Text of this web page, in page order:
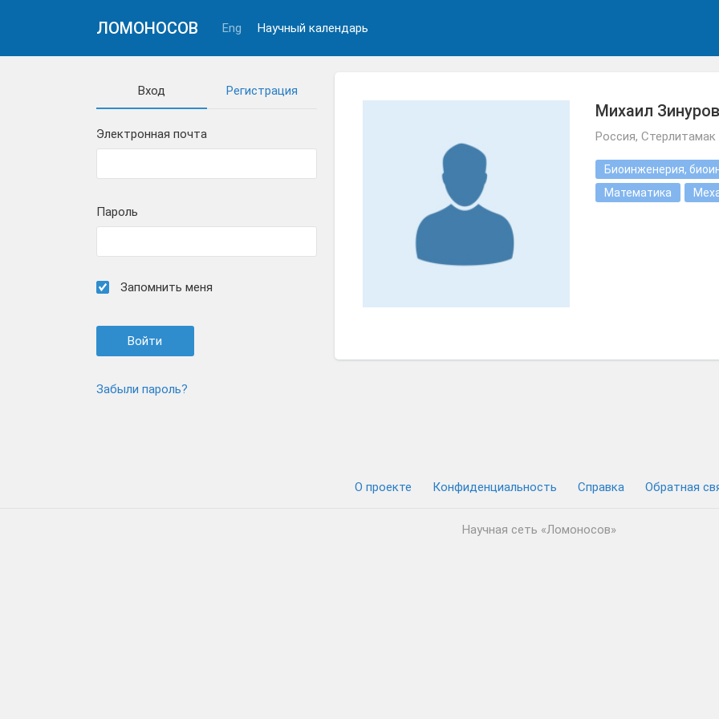
ЛОМОНОСОВ Eng Научный календарь
Вход Регистрация
Электронная почта
Пароль
Запомнить меня
Забыли пароль?
Михаил
Россия, Стерлитамак
Биоинженерия,
Математика
О проекте Конфиденциальность Cправка Обратная
Научная сеть «Ломоносов»